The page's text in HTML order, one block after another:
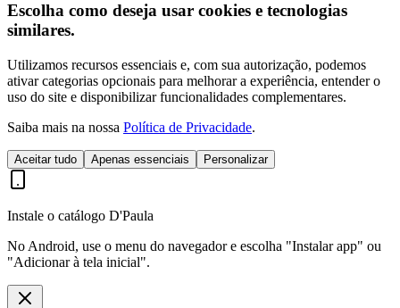
Escolha como deseja usar cookies e tecnologias
similares.
Utilizamos recursos essenciais e, com sua autorização, podemos
ativar categorias opcionais para melhorar a experiência, entender o
uso do site e disponibilizar funcionalidades complementares.
Saiba mais na nossa Política de Privacidade.
Aceitar tudo Apenas essenciais Personalizar
Instale o catálogo D'Paula
No Android, use o menu do navegador e escolha "Instalar app" ou
"Adicionar à tela inicial".